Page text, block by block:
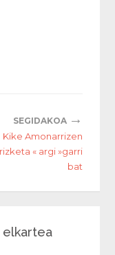
SEGIDAKOA →
Kike Amonarrizen
« argi »garri
bat
elkartea